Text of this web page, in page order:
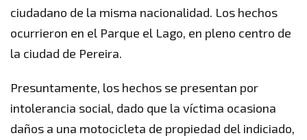
ciudadano de la misma nacionalidad. Los hechos
ocurrieron en el Parque el Lago, en pleno centro de
la ciudad de Pereira.
Presuntamente, los hechos se presentan por
intolerancia social, dado que la víctima ocasiona
daños a una motocicleta de propiedad del indiciado,